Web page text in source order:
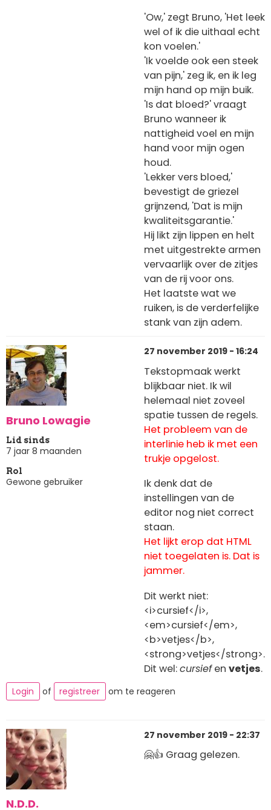
'Ow,' zegt Bruno, 'Het leek
wel of ik die uithaal echt
kon voelen.'
'Ik voelde ook een steek
van pijn,' zeg ik, en ik leg
mijn hand op mijn buik.
'Is dat bloed?' vraagt
Bruno wanneer ik
nattigheid voel en mijn
hand voor mijn ogen
houd.
'Lekker vers bloed,'
bevestigt de griezel
grijnzend, 'Dat is mijn
kwaliteitsgarantie.'
Hij likt zijn lippen en helt
met uitgestrekte armen
vervaarlijk over de zitjes
van de rij voor ons.
Het laatste wat we
ruiken, is de verderfelijke
stank van zijn adem.
Bruno Lowagie
Lid sinds
7 jaar 8 maanden
Rol
Gewone gebruiker
27 november 2019 - 16:24
Tekstopmaak werkt
blijkbaar niet. Ik wil
helemaal niet zoveel
spatie tussen de regels.
Het probleem van de
interlinie heb ik met een
trukje opgelost.
Ik denk dat de
instellingen van de
editor nog niet correct
staan.
Het lijkt erop dat HTML
niet toegelaten is. Dat is
jammer.
Dit werkt niet:
<i>cursief</i>,
<em>cursief</em>,
<b>vetjes</b>,
<strong>vetjes</strong>.
Dit wel:cursiefen vetjes.
Login of registreer om te reageren
N.D.D.
27 november 2019 - 22:37
🤗👍 Graag gelezen.